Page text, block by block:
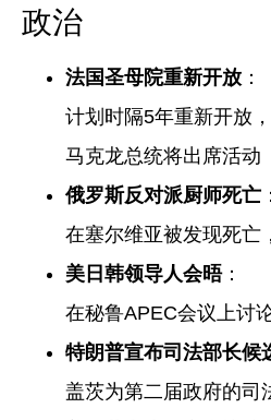
政治
法国圣母院重新开放 ：
计划时隔5年重新开放，
马克龙总统将出席活动
俄罗斯反对派厨师死亡 ：
在塞尔维亚被发现死亡
美日韩领导人会晤：
在秘鲁APEC会议上讨
特朗普宣布司法部长候
盖茨为第二届政府的司